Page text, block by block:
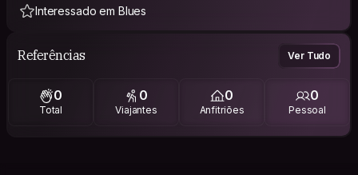
Interessado em Blues
Referências Ver Tudo
0
Total
0
Viajantes
0
Anfitriões
0
Pessoal